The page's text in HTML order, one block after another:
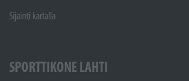
Sijainti kartalla
SPORTTIKONE LAHTI